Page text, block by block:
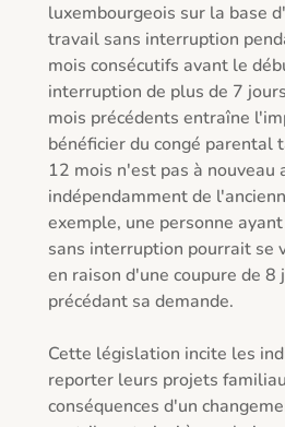
luxembourgeois sur la base
travail sans interruption
mois consécutifs avant le
interruption de plus de 7
mois précédents entraîne
bénéficier du congé parental
12 mois n'est pas à nouveau
indépendamment de
exemple, une personne
sans interruption pourrait se
en raison d'une coupure de 8
précédant sa demande.
Cette législation incite les
reporter leurs projets
conséquences d'un